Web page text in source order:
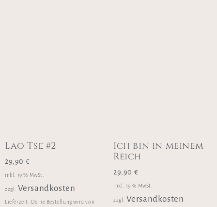
Lao Tse #2
29,90 €
inkl. 19 % MwSt.
zzgl. Versandkosten
Lieferzeit: Deine Bestellung wird von
Ich bin in meinem
Reich
29,90 €
inkl. 19 % MwSt.
zzgl. Versandkosten